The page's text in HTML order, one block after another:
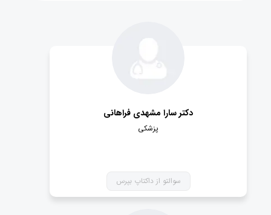
دکتر سارا مشهدی فراهانی
پزشکی
سوالتو از داکتاپ بپرس